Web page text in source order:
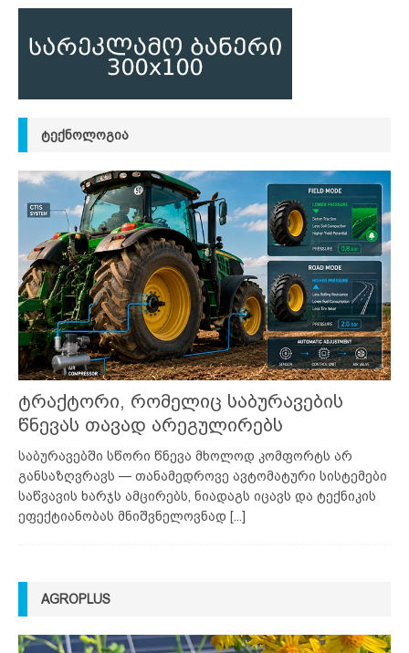
ᲢᲔᲥᲜᲝᲚᲝᲒᲘᲐ
ტრაქტორი, რომელიც საბურავების
წნევას თავად არეგულირებს
საბურავებში სწორი წნევა მხოლოდ კომფორტს არ
განსაზღვრავს — თანამედროვე ავტომატური სისტემები
საწვავის ხარჯს ამცირებს, ნიადაგს იცავს და ტექნიკის
ეფექტიანობას მნიშვნელოვნად [...]
AGROPLUS